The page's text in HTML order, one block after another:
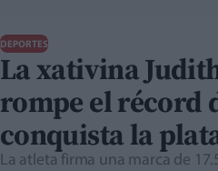
DEPORTES
La xativina
rompe el récord
conquista la
La atleta firma una marca de